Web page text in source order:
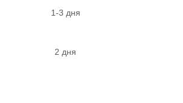
1-3 дня
2 дня